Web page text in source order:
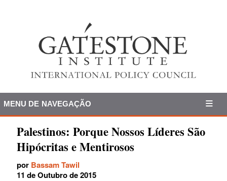
MENU DE NAVEGAÇÃO
Palestinos: Porque Nossos Líderes São
Hipócritas e Mentirosos
por Bassam Tawil
11 de Outubro de 2015